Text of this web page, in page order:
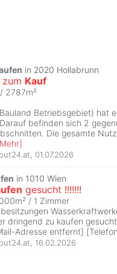
in 2020 Hollabrunn
Kauf
2787m²
Betriebsgebiet) hat
befinden sich 2
Die gesamte
Mehr]
01.07.2026
in 1010 Wien
gesucht !!!!!!!
/ 1 Zimmer
dringend zu kaufen
Adresse entfernt]
16.02.2026